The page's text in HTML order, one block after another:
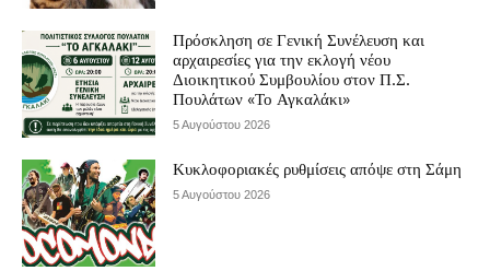
Πρόσκληση σε Γενική Συνέλευση και
αρχαιρεσίες για την εκλογή νέου
Διοικητικού Συμβουλίου στον Π.Σ.
Πουλάτων «Το Αγκαλάκι»
5 Αυγούστου 2026
Κυκλοφοριακές ρυθμίσεις απόψε στη Σάμη
5 Αυγούστου 2026